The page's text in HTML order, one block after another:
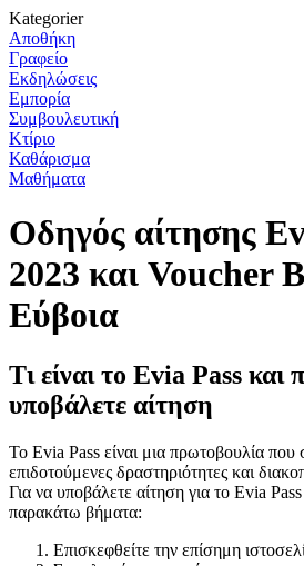
Kategorier
Αποθήκη
Γραφείο
Εκδηλώσεις
Εμπορία
Συμβουλευτική
Κτίριο
Καθάρισμα
Μαθήματα
Οδηγός αίτησης
2023 και Voucher
Εύβοια
Τι είναι το Evia Pass και
υποβάλετε αίτηση
Το Evia Pass είναι μια πρωτοβουλία που
επιδοτούμενες δραστηριότητες και
Για να υποβάλετε αίτηση για το Evia
παρακάτω βήματα:
Επισκεφθείτε την επίσημη